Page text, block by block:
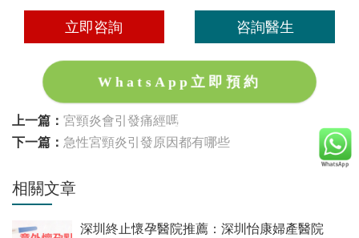
立即咨詢 咨詢醫生
WhatsApp立即預約
上一篇： 宮頸炎會引發痛經嗎
下一篇： 急性宮頸炎引發原因都有哪些
相關文章
深圳終止懷孕醫院推薦：深圳怡康婦產醫院